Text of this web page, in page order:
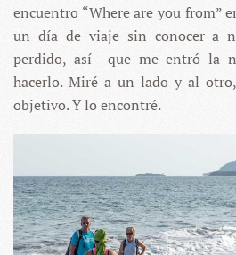
encuentro “Where are you from”
un día de viaje sin conocer a
perdido, así que me entró la
hacerlo. Miré a un lado y al
objetivo. Y lo encontré.